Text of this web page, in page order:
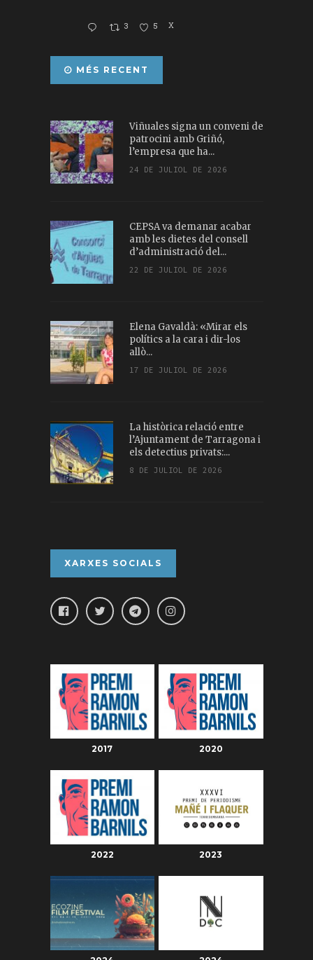
3 5 X
MÉS RECENT
Viñuales signa un conveni de
patrocini amb Griñó,
l’empresa que ha...
24 DE JULIOL DE 2026
CEPSA va demanar acabar
amb les dietes del consell
d’administració del...
22 DE JULIOL DE 2026
Elena Gavaldà: «Mirar els
polítics a la cara i dir-los
allò...
17 DE JULIOL DE 2026
La històrica relació entre
l’Ajuntament de Tarragona i
els detectius privats:...
8 DE JULIOL DE 2026
XARXES SOCIALS
2017 2020
2022 2023